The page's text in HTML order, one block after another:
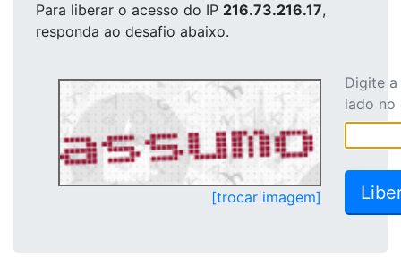
Para liberar o acesso do IP 216.73.216.17,
responda ao desafio abaixo.
[trocar imagem]
Digite
lado no